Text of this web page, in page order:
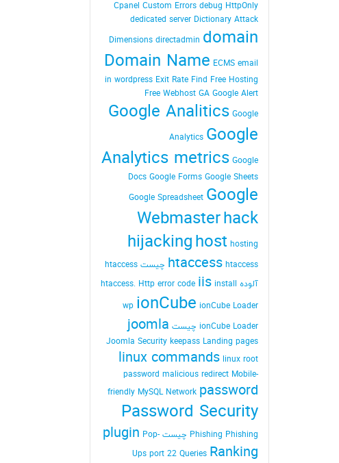
Cpanel Custom Errors debug HttpOnly
dedicated server Dictionary Attack
Dimensions directadmin domain
Domain Name ECMS email
in wordpress Exit Rate Find Free Hosting
Free Webhost GA Google Alert
Google Analitics Google
Analytics Google
Analytics metrics Google
Docs Google Forms Google Sheets
Google Spreadsheet Google
Webmasterhack
hijackinghost hosting
htaccess htaccess چیست
htaccess
آلوده
htaccess. Http error code iis install
wp ionCube ionCube Loader
ionCube Loader چیست
joomla
Joomla Security keepass Landing pages
linux commands linux root
password malicious redirect Mobile-
friendly MySQL Network password
Password Security
Phishing Phishing چیست plugin Pop-
Ups port 22 Queries Ranking